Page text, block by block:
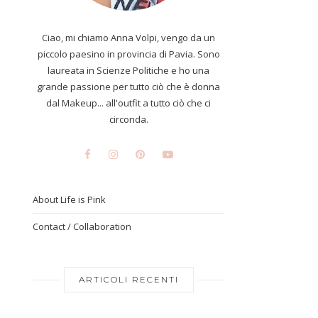
Ciao, mi chiamo Anna Volpi, vengo da un
piccolo paesino in provincia di Pavia. Sono
laureata in Scienze Politiche e ho una
grande passione per tutto ciò che è donna
dal Makeup... all'outfit a tutto ciò che ci
circonda.
About Life is Pink
Contact / Collaboration
ARTICOLI RECENTI